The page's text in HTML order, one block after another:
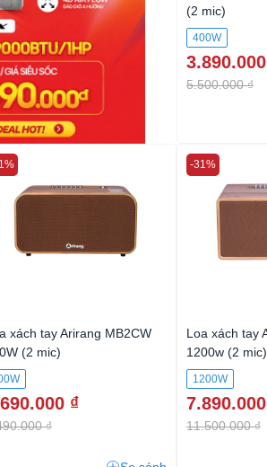
(2 mic)
400W
5.500.000 ₫
xách tay Arirang MB2CW
(2 mic)
₫
₫
Loa xách tay
1200w (2 mic)
1200W
11.500.000 ₫
-31%